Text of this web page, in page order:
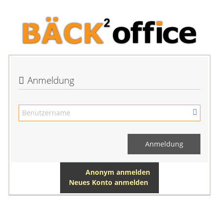
Anmeldung
Anonym anmelden
Neues Konto anmelden